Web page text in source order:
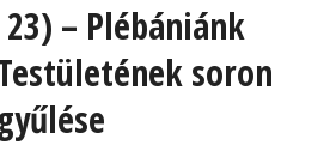
– Plébániánk
soron